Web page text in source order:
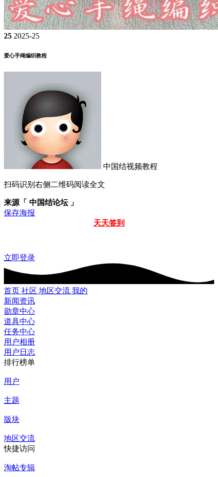
25 2025-25
爱心手绳编织教程
中国结视频教程
扫码识别右侧二维码阅读全文
来源「 中国结论坛 」
保存海报
天天签到
立即登录
首页 社区 地区交流 我的
新闻资讯
勋章中心
道具中心
任务中心
用户相册
用户日志
排行榜单
用户
主题
版块
地区交流
快捷访问
淘帖专辑